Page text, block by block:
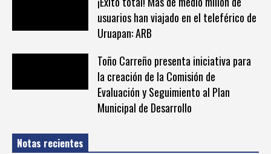
usuarios han viajado en el teleférico de
Uruapan: ARB
Toño Carreño presenta iniciativa para
la creación de la Comisión de
Evaluación y Seguimiento al Plan
Municipal de Desarrollo
Notas recientes